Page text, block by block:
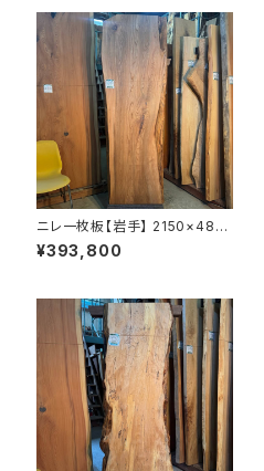
ニレ一枚板【岩手】 2150×480
~740×55㎜【オイル塗装 仕上
げ済み】
¥393,800